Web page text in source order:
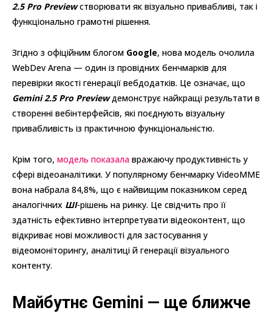
2.5 Pro Previewстворювати як візуально привабливі, так і
функціонально грамотні рішення.
Згідно з офіційним блогом Google, нова модель очолила
WebDev Arena — один із провідних бенчмарків для
перевірки якості генерації вебдодатків. Це означає, що
Gemini 2.5 Pro Previewдемонструє найкращі результати в
створенні вебінтерфейсів, які поєднують візуальну
привабливість із практичною функціональністю.
Крім того, модель показала вражаючу продуктивність у
сфері відеоаналітики. У популярному бенчмарку VideoMME
вона набрала 84,8%, що є найвищим показником серед
аналогічних ШІ-рішень на ринку. Це свідчить про її
здатність ефективно інтерпретувати відеоконтент, що
відкриває нові можливості для застосування у
відеомоніторингу, аналітиці й генерації візуального
контенту.
Майбутнє Gemini — ще ближче